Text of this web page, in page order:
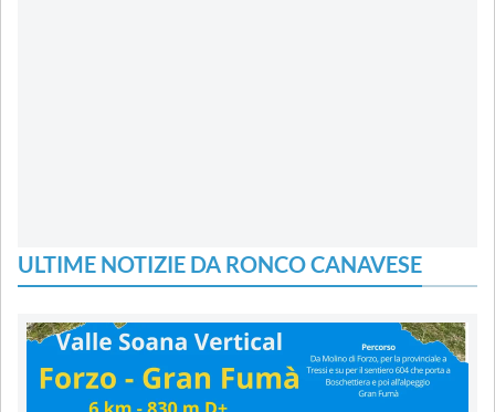
ULTIME NOTIZIE DA RONCO CANAVESE